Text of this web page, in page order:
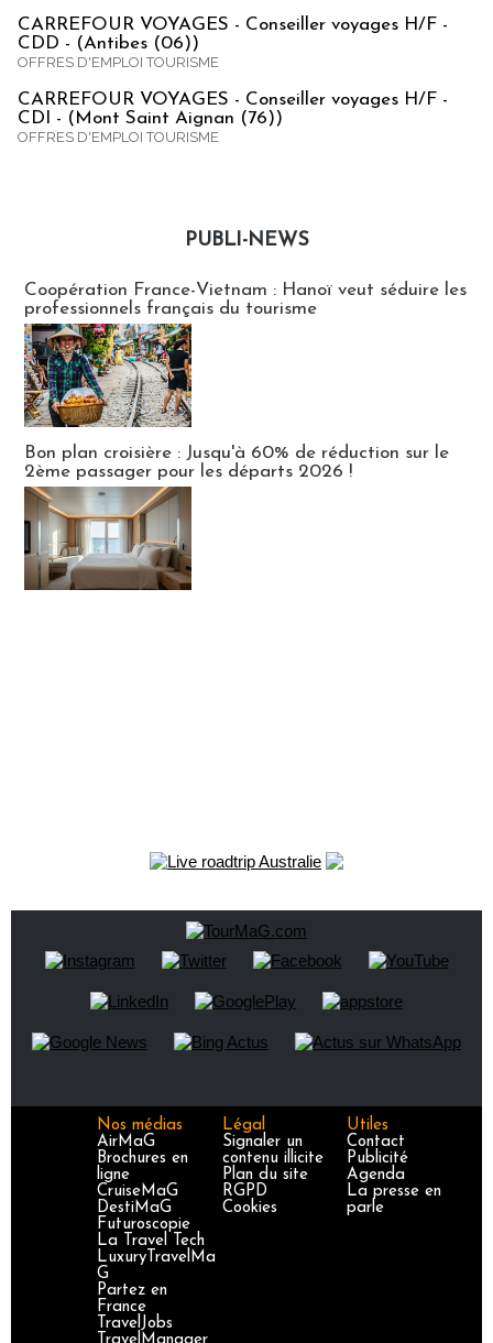
CARREFOUR VOYAGES - Conseiller voyages H/F -
CDD - (Antibes (06))
OFFRES D'EMPLOI TOURISME
CARREFOUR VOYAGES - Conseiller voyages H/F -
CDI - (Mont Saint Aignan (76))
OFFRES D'EMPLOI TOURISME
PUBLI-NEWS
Coopération France-Vietnam : Hanoï veut séduire les
professionnels français du tourisme
Bon plan croisière : Jusqu'à 60% de réduction sur le
2ème passager pour les départs 2026 !
Nos médias
AirMaG
Brochures en
ligne
CruiseMaG
DestiMaG
Futuroscopie
La Travel Tech
LuxuryTravelMa
G
Partez en
France
TravelJobs
Légal
Signaler un
contenu illicite
Plan du site
RGPD
Cookies
Utiles
Contact
Publicité
Agenda
La presse en
parle